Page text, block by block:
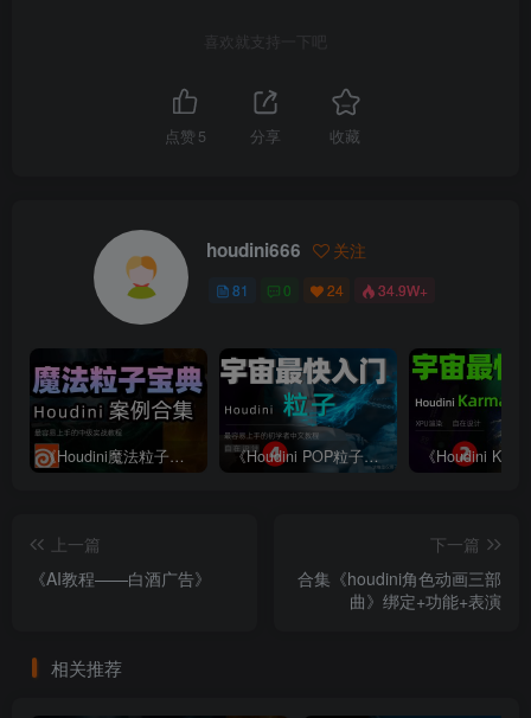
喜欢就支持一下吧
点赞 5 分享 收藏
houdini666 关注
81 0 24 34.9W+
《Houdini魔法粒子宝典合集》 《Houdini POP粒子篇全解析》—— 宇宙最快入门系列④
上一篇
《AI教程——白酒广告》
下一篇
合集《houdini角色动画三部
曲》绑定+功能+表演
相关推荐